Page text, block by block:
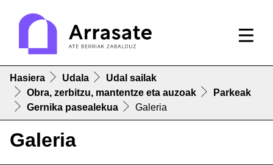
Hasiera Udala
Udal sailak
Obra, zerbitzu, mantentze eta auzoak
Parkeak
Gernika pasealekua
Galeria
Galeria